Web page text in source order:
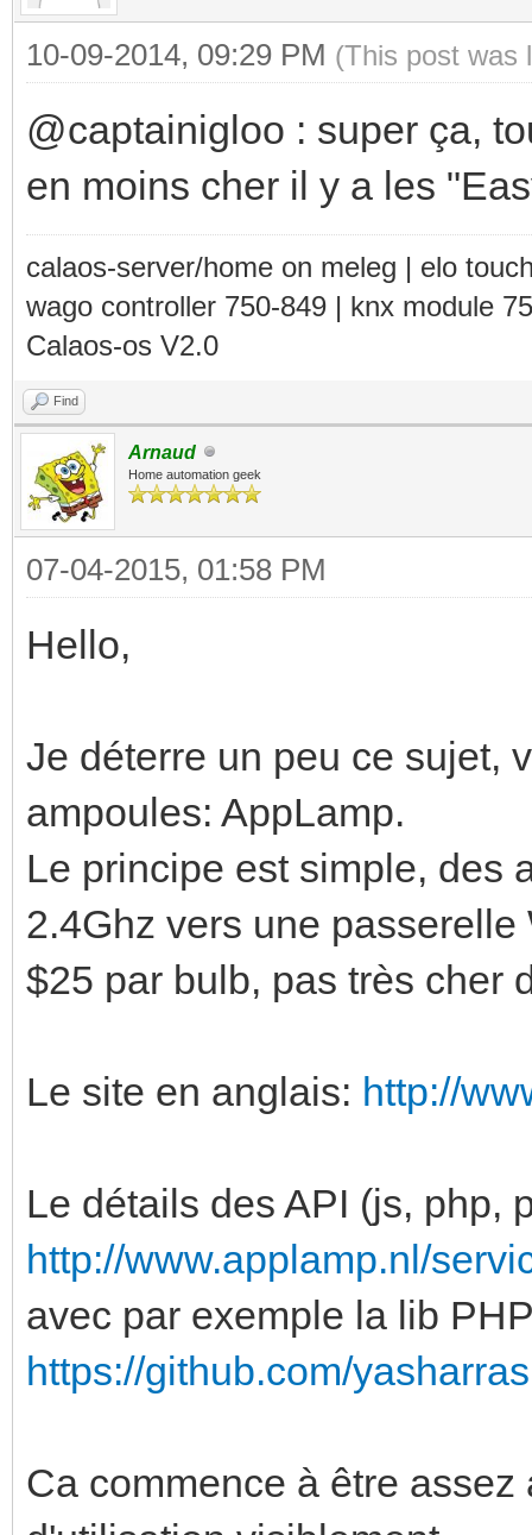
10-09-2014, 09:29 PM (This post was
@captainigloo : super ça,
en moins cher il y a les
calaos-server/home on meleg | elo
wago controller 750-849 | knx module
Calaos-os V2.0
Find
Arnaud
Home automation geek
07-04-2015, 01:58 PM
Hello,
Je déterre un peu ce sujet,
ampoules: AppLamp.
Le principe est simple, des
2.4Ghz vers une
$25 par bulb, pas très cher
Le site en anglais: http://
Le détails des API (js, php,
http://www.applamp.nl/
avec par exemple la lib
https://github.com/
Ca commence à être